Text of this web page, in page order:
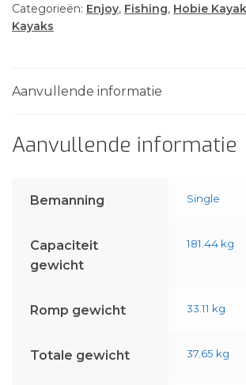
Categorieën: Enjoy, Fishing, Hobie
Kayaks
Aanvullende informatie
Aanvullende informatie
Bemanning Single
Capaciteit
gewicht
181.44 kg
Romp gewicht 33.11 kg
Totale gewicht 37.65 kg